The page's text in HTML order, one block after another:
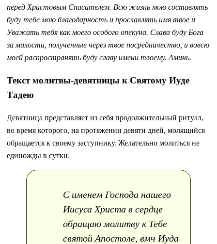
перед Христовым Спасителем. Всю жизнь мою составлять
буду тебе мою благодарность и прославлять имя твое и
Уважать тебя как моего особого опекуна. Слава буду Бога
за милости, полученные через твое посредничество, и вовсю
моей распространять буду славу имени твоему. Аминь.
Текст молитвы-девятницы к Святому Иуде
Тадею
Девятница представляет из себя продолжительный ритуал,
во время которого, на протяжении девяти дней, молящийся
обращается к своему заступнику. Желательно молиться не
единожды в сутки.
С именем Господа нашего
Иисуса Христа в сердце
обращаю молитву к Тебе
святой Апостоле, вмч Иуда